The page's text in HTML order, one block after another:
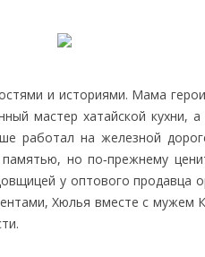
и историями. Мама
мастер хатайской кухни,
работал на железной
но по‑прежнему
у оптового продавца
Хюлья вместе с мужем